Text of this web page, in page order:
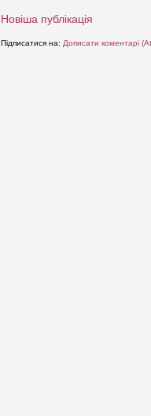
Новіша публікація
Підписатися на: Дописати коментарі